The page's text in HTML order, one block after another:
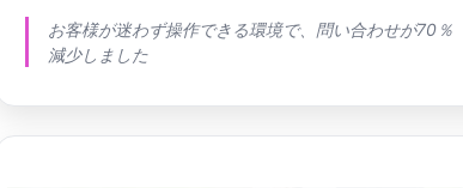
お客様が迷わず操作できる環境で、問い合わせが70％
減少しました